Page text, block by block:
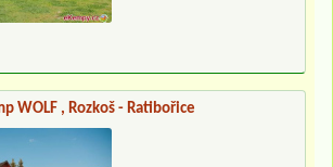
WOLF , Rozkoš - Ratibořice